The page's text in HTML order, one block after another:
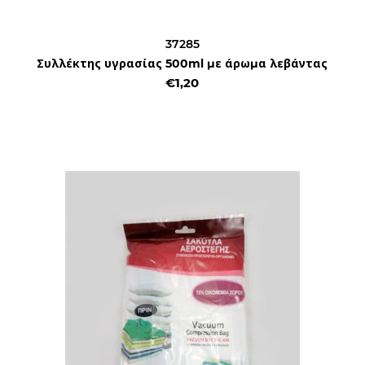
37285
Συλλέκτης υγρασίας 500ml με άρωμα λεβάντας
€1,20